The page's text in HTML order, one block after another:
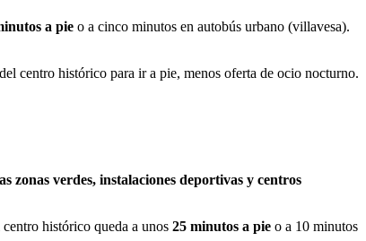
a pie o a cinco minutos en autobús urbano (villavesa).
centro histórico para ir a pie, menos oferta de ocio nocturno.
zonas verdes, instalaciones deportivas y centros
histórico queda a unos 25 minutos a pie o a 10 minutos